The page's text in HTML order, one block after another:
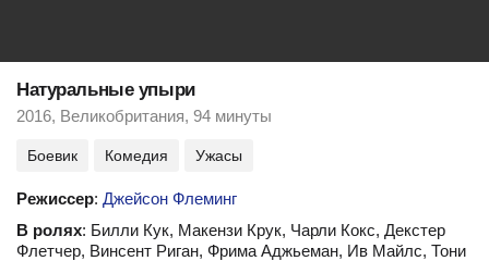
Натуральные упыри
2016, Великобритания, 94 минуты
Боевик Комедия Ужасы
Режиссер: Джейсон Флеминг
В ролях: Билли Кук, Макензи Крук, Чарли Кокс, Декстер
Флетчер, Винсент Риган, Фрима Аджьеман, Ив Майлс, Тони